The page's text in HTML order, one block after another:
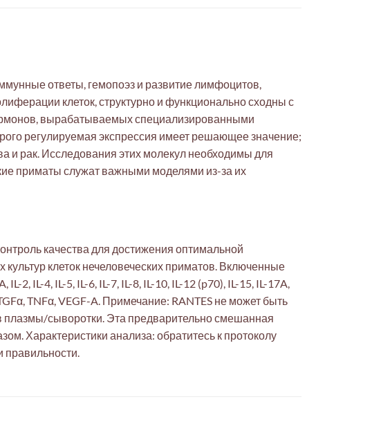
ответы, гемопоэз и развитие лимфоцитов,
клеток, структурно и функционально сходны с
вырабатываемых специализированными
регулируемая экспрессия имеет решающее значение;
и рак. Исследования этих молекул необходимы для
приматы служат важными моделями из-за их
качества для достижения оптимальной
клеток нечеловеческих приматов. Включенные
2, IL-4, IL-5, IL-6, IL-7, IL-8, IL-10, IL-12 (p70), IL-15, IL-17A,
TNFα, VEGF-A. Примечание: RANTES не может быть
плазмы/сыворотки. Эта предварительно смешанная
Характеристики анализа: обратитесь к протоколу
правильности.